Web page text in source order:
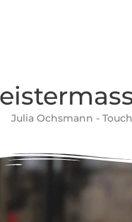
Julia Ochsmann -